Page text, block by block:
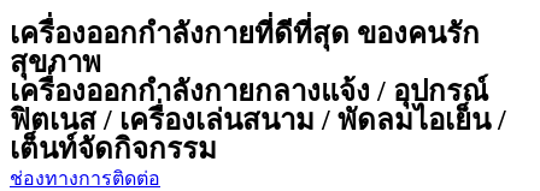
เครื่องออกกำลังกายที่ดีที่สุด ของคนรัก
สุขภาพ
เครื่องออกกำลังกายกลางแจ้ง / อุปกรณ์
ฟิตเนส / เครื่องเล่นสนาม / พัดลมไอเย็น /
เต็นท์จัดกิจกรรม
ช่องทางการติดต่อ